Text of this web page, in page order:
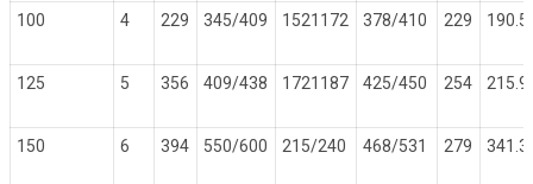
100 4 229 345/409 1521172 378/410 229 190.5
125 5 356 409/438 1721187 425/450 254 215.9
150 6 394 550/600 215/240 468/531 279 341.3